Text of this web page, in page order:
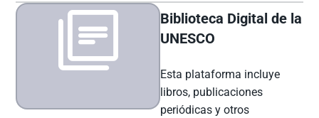
Biblioteca Digital de la
UNESCO
Esta plataforma incluye
libros, publicaciones
periódicas y otros